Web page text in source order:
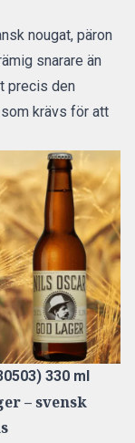
nougat, päron
snarare än
precis den
krävs för att
330 ml
– svensk